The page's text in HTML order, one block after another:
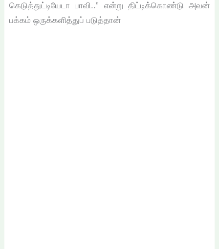
கெடுத்துட்டியேடா பாவி..” என்று திட்டிக்கொண்டு அவன்
பக்கம் ஒருக்களித்துப் படுத்தான்